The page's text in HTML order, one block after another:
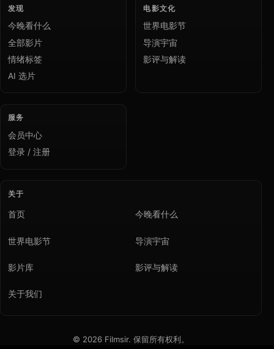
发现
今晚看什么
全部影片
情绪标签
AI 选片
电影文化
世界电影节
导演宇宙
影评与解读
服务
会员中心
登录 / 注册
关于
首页 今晚看什么
世界电影节 导演宇宙
影片库 影评与解读
关于我们
© 2026 Filmsir. 保留所有权利。